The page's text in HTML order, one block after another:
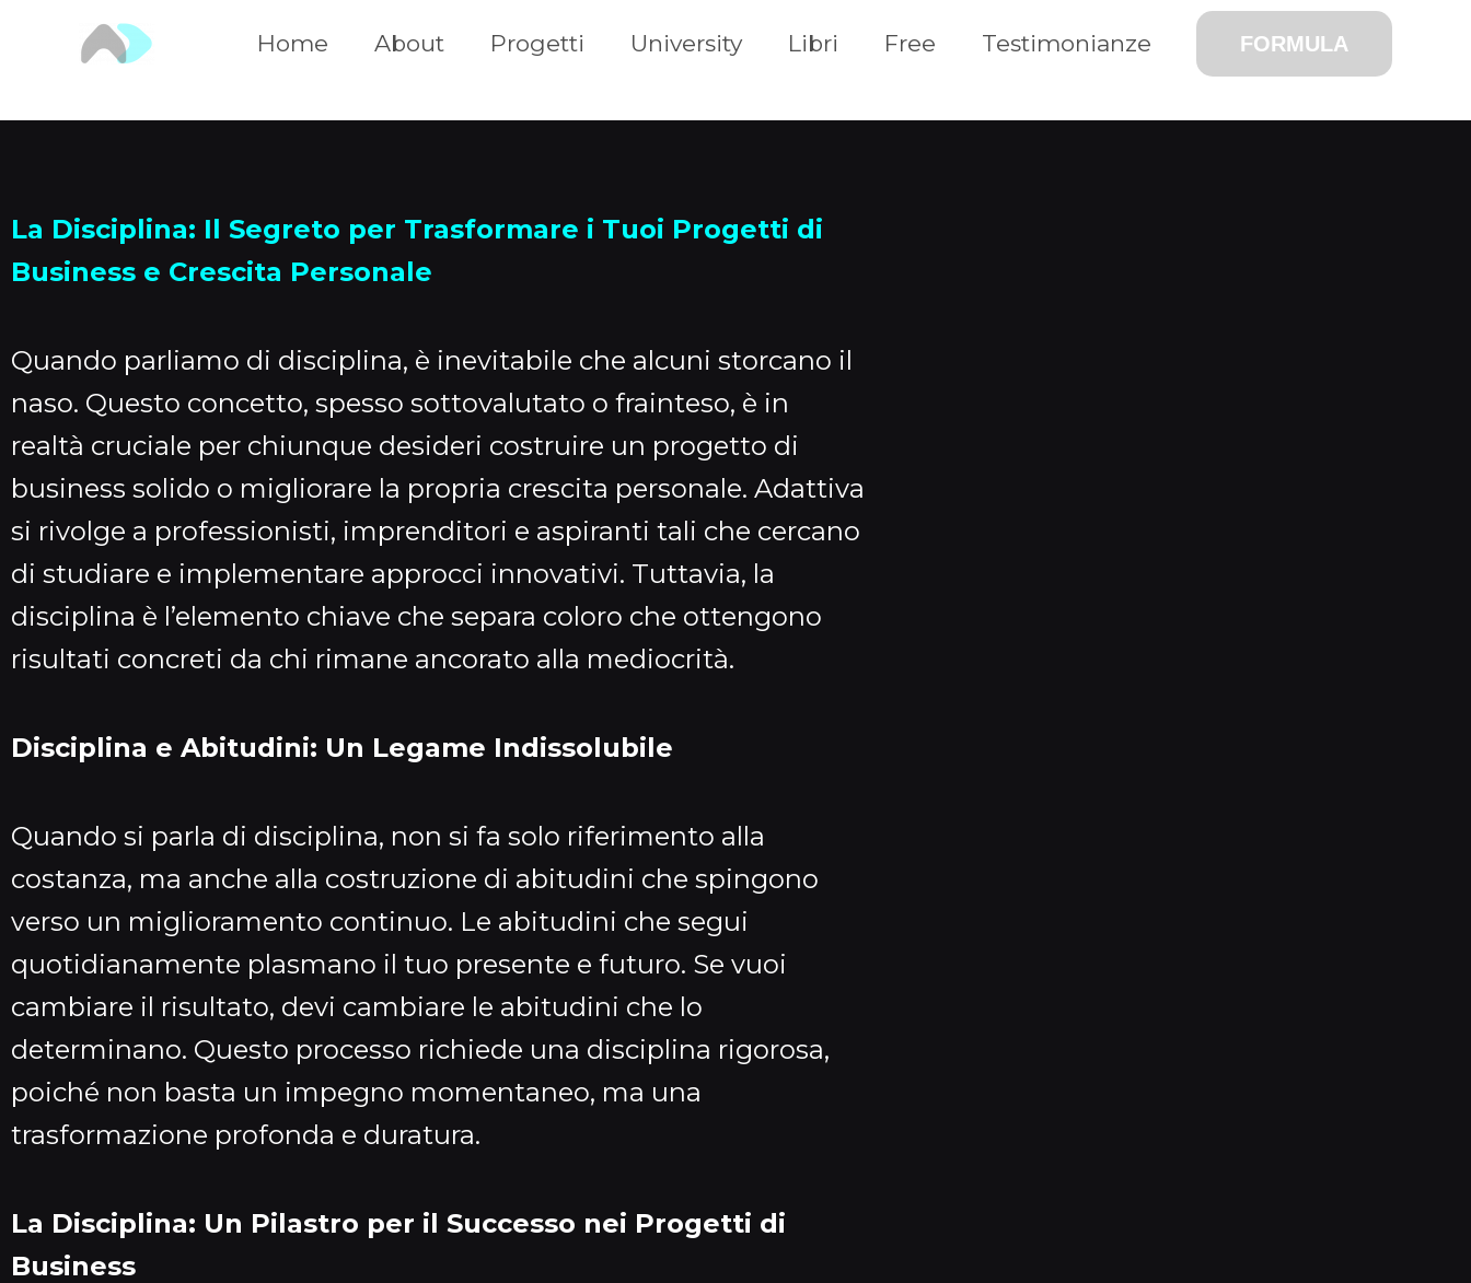
Home About Progetti University Libri Free Testimonianze FORMULA
La Disciplina: Il Segreto per Trasformare i Tuoi Progetti di
Business e Crescita Personale
Quando parliamo di disciplina, è inevitabile che alcuni storcano il
naso. Questo concetto, spesso sottovalutato o frainteso, è in
realtà cruciale per chiunque desideri costruire un progetto di
business solido o migliorare la propria crescita personale. Adattiva
si rivolge a professionisti, imprenditori e aspiranti tali che cercano
di studiare e implementare approcci innovativi. Tuttavia, la
disciplina è l’elemento chiave che separa coloro che ottengono
risultati concreti da chi rimane ancorato alla mediocrità.
Disciplina e Abitudini: Un Legame Indissolubile
Quando si parla di disciplina, non si fa solo riferimento alla
costanza, ma anche alla costruzione di abitudini che spingono
verso un miglioramento continuo. Le abitudini che segui
quotidianamente plasmano il tuo presente e futuro. Se vuoi
cambiare il risultato, devi cambiare le abitudini che lo
determinano. Questo processo richiede una disciplina rigorosa,
poiché non basta un impegno momentaneo, ma una
trasformazione profonda e duratura.
La Disciplina: Un Pilastro per il Successo nei Progetti di
Business